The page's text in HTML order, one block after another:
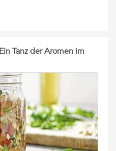
Tanz der Aromen im